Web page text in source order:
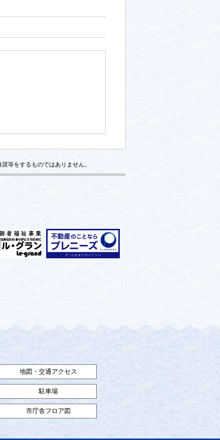
等をするものではありません。
地図・交通アクセス
駐車場
市庁舎フロア図